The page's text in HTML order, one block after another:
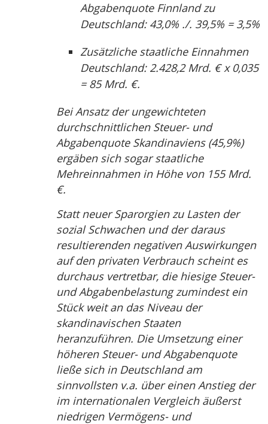
Abgabenquote Finnland zu
Deutschland: 43,0% ./. 39,5% = 3,5%
Zusätzliche staatliche Einnahmen
Deutschland: 2.428,2 Mrd. € x 0,035
= 85 Mrd. €.
Bei Ansatz der ungewichteten
durchschnittlichen Steuer- und
Abgabenquote Skandinaviens (45,9%)
ergäben sich sogar staatliche
Mehreinnahmen in Höhe von 155 Mrd.
€.
Statt neuer Sparorgien zu Lasten der
sozial Schwachen und der daraus
resultierenden negativen Auswirkungen
auf den privaten Verbrauch scheint es
durchaus vertretbar, die hiesige Steuer-
und Abgabenbelastung zumindest ein
Stück weit an das Niveau der
skandinavischen Staaten
heranzuführen. Die Umsetzung einer
höheren Steuer- und Abgabenquote
ließe sich in Deutschland am
sinnvollsten v.a. über einen Anstieg der
im internationalen Vergleich äußerst
niedrigen Vermögens- und